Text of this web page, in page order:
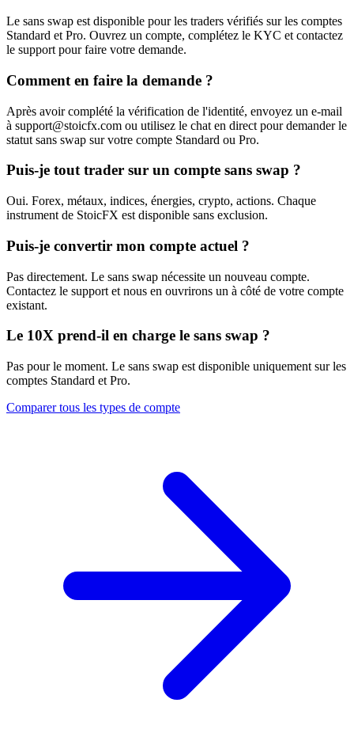
Le sans swap est disponible pour les traders vérifiés sur les comptes
Standard et Pro. Ouvrez un compte, complétez le KYC et contactez
le support pour faire votre demande.
Comment en faire la demande ?
Après avoir complété la vérification de l'identité, envoyez un e-mail
à support@stoicfx.com ou utilisez le chat en direct pour demander le
statut sans swap sur votre compte Standard ou Pro.
Puis-je tout trader sur un compte sans swap ?
Oui. Forex, métaux, indices, énergies, crypto, actions. Chaque
instrument de StoicFX est disponible sans exclusion.
Puis-je convertir mon compte actuel ?
Pas directement. Le sans swap nécessite un nouveau compte.
Contactez le support et nous en ouvrirons un à côté de votre compte
existant.
Le 10X prend-il en charge le sans swap ?
Pas pour le moment. Le sans swap est disponible uniquement sur les
comptes Standard et Pro.
Comparer tous les types de compte